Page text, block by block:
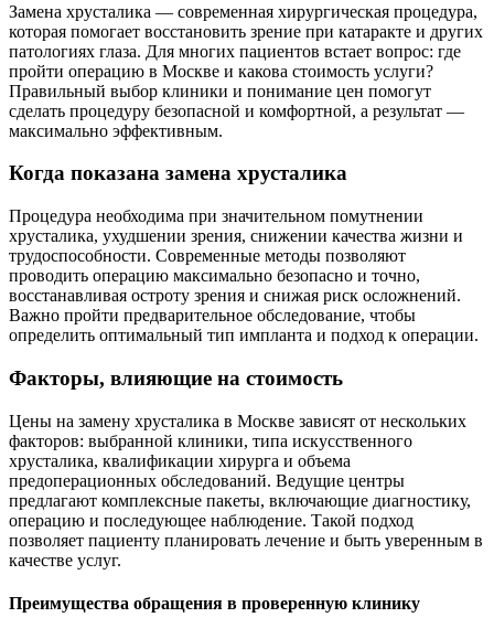
Замена хрусталика — современная хирургическая процедура,
которая помогает восстановить зрение при катаракте и других
патологиях глаза. Для многих пациентов встает вопрос: где
пройти операцию в Москве и какова стоимость услуги?
Правильный выбор клиники и понимание цен помогут
сделать процедуру безопасной и комфортной, а результат —
максимально эффективным.
Когда показана замена хрусталика
Процедура необходима при значительном помутнении
хрусталика, ухудшении зрения, снижении качества жизни и
трудоспособности. Современные методы позволяют
проводить операцию максимально безопасно и точно,
восстанавливая остроту зрения и снижая риск осложнений.
Важно пройти предварительное обследование, чтобы
определить оптимальный тип импланта и подход к операции.
Факторы, влияющие на стоимость
Цены на замену хрусталика в Москве зависят от нескольких
факторов: выбранной клиники, типа искусственного
хрусталика, квалификации хирурга и объема
предоперационных обследований. Ведущие центры
предлагают комплексные пакеты, включающие диагностику,
операцию и последующее наблюдение. Такой подход
позволяет пациенту планировать лечение и быть уверенным в
качестве услуг.
Преимущества обращения в проверенную клинику